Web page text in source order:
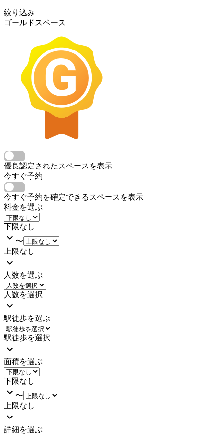
絞り込み
ゴールドスペース
優良認定されたスペースを表示
今すぐ予約
今すぐ予約を確定できるスペースを表示
料金を選ぶ
下限なし
〜
上限なし
人数を選ぶ
人数を選択
駅徒歩を選ぶ
駅徒歩を選択
面積を選ぶ
下限なし
〜
上限なし
詳細を選ぶ